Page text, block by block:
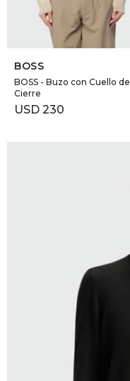
SELECCIONAR TALLE
BOSS
BOSS - Buzo con Cuello de
Cierre
USD 230